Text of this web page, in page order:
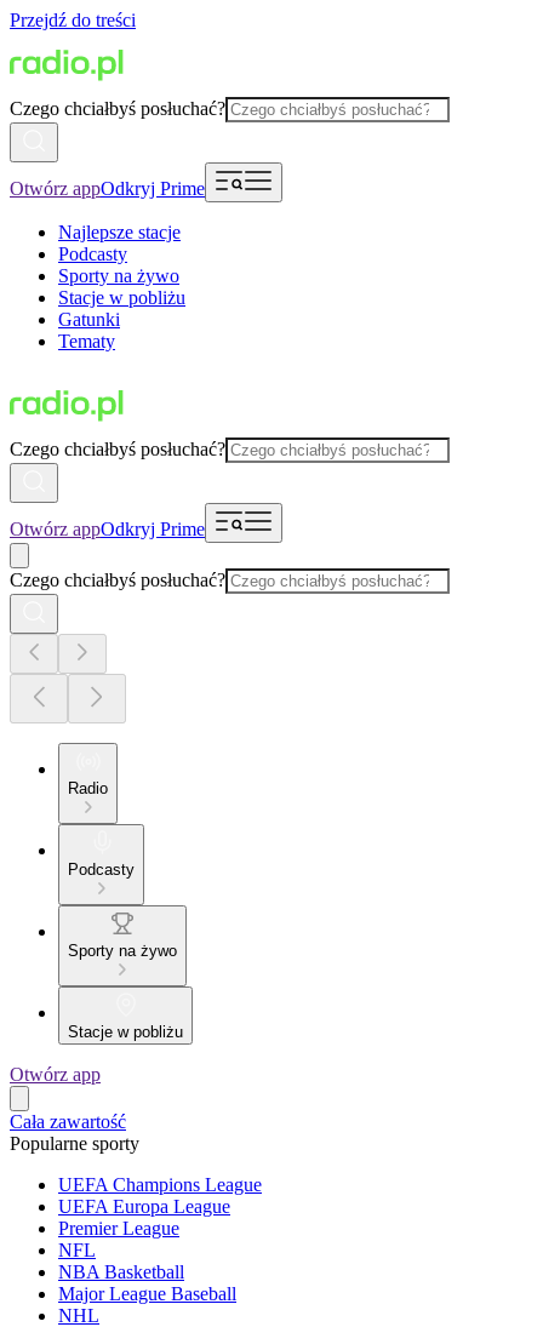
Przejdź do treści
Czego chciałbyś posłuchać?
Otwórz appOdkryj Prime
Najlepsze stacje
Podcasty
Sporty na żywo
Stacje w pobliżu
Gatunki
Tematy
Czego chciałbyś posłuchać?
Otwórz appOdkryj Prime
Czego chciałbyś posłuchać?
Radio
Podcasty
Sporty na żywo
Stacje w pobliżu
Otwórz app
Cała zawartość
Popularne sporty
UEFA Champions League
UEFA Europa League
Premier League
NFL
NBA Basketball
Major League Baseball
NHL